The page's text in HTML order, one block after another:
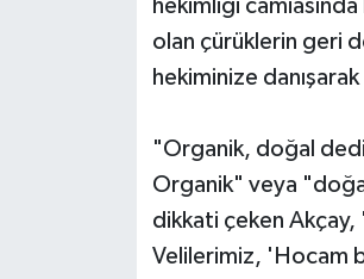
hekimliği
olan çürüklerin geri
hekiminize
"Organik, doğal
Organik" veya
dikkati çeken Akçay,
Velilerimiz, 'Hocam